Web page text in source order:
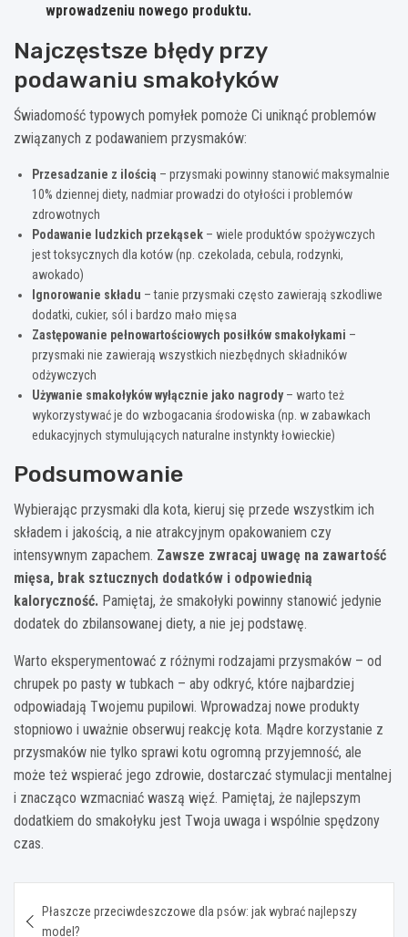
wprowadzeniu nowego produktu.
Najczęstsze błędy przy
podawaniu smakołyków
Świadomość typowych pomyłek pomoże Ci uniknąć problemów
związanych z podawaniem przysmaków:
Przesadzanie z ilością – przysmaki powinny stanowić maksymalnie
10% dziennej diety, nadmiar prowadzi do otyłości i problemów
zdrowotnych
Podawanie ludzkich przekąsek – wiele produktów spożywczych
jest toksycznych dla kotów (np. czekolada, cebula, rodzynki,
awokado)
Ignorowanie składu – tanie przysmaki często zawierają szkodliwe
dodatki, cukier, sól i bardzo mało mięsa
Zastępowanie pełnowartościowych posiłków smakołykami –
przysmaki nie zawierają wszystkich niezbędnych składników
odżywczych
Używanie smakołyków wyłącznie jako nagrody– warto też
wykorzystywać je do wzbogacania środowiska (np. w zabawkach
edukacyjnych stymulujących naturalne instynkty łowieckie)
Podsumowanie
Wybierając przysmaki dla kota, kieruj się przede wszystkim ich
składem i jakością, a nie atrakcyjnym opakowaniem czy
intensywnym zapachem. Zawsze zwracaj uwagę na zawartość
mięsa, brak sztucznych dodatków i odpowiednią
kaloryczność. Pamiętaj, że smakołyki powinny stanowić jedynie
dodatek do zbilansowanej diety, a nie jej podstawę.
Warto eksperymentować z różnymi rodzajami przysmaków – od
chrupek po pasty w tubkach – aby odkryć, które najbardziej
odpowiadają Twojemu pupilowi. Wprowadzaj nowe produkty
stopniowo i uważnie obserwuj reakcję kota. Mądre korzystanie z
przysmaków nie tylko sprawi kotu ogromną przyjemność, ale
może też wspierać jego zdrowie, dostarczać stymulacji mentalnej
i znacząco wzmacniać waszą więź. Pamiętaj, że najlepszym
dodatkiem do smakołyku jest Twoja uwaga i wspólnie spędzony
czas.
wpisu
Płaszcze przeciwdeszczowe dla psów: jak wybrać najlepszy
model?